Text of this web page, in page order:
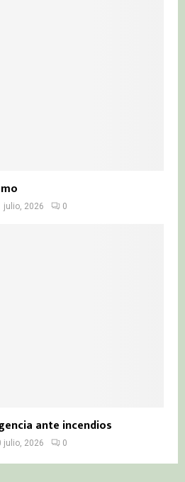
julio, 2026 0
ante incendios
julio, 2026 0